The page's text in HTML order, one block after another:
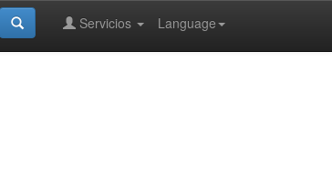
Language
Servicios